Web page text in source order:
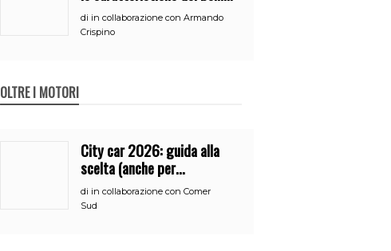
per accedere
all’iperammortamento
di in collaborazione con Armando
Crispino
OLTRE I MOTORI
City car 2026: guida alla
scelta (anche per
neopatentati)
di in collaborazione con Comer
Sud